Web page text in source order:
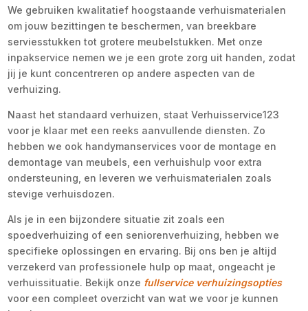
We gebruiken kwalitatief hoogstaande verhuismaterialen
om jouw bezittingen te beschermen, van breekbare
serviesstukken tot grotere meubelstukken. Met onze
inpakservice nemen we je een grote zorg uit handen, zodat
jij je kunt concentreren op andere aspecten van de
verhuizing.
Naast het standaard verhuizen, staat Verhuisservice123
voor je klaar met een reeks aanvullende diensten. Zo
hebben we ook handymanservices voor de montage en
demontage van meubels, een verhuishulp voor extra
ondersteuning, en leveren we verhuismaterialen zoals
stevige verhuisdozen.
Als je in een bijzondere situatie zit zoals een
spoedverhuizing of een seniorenverhuizing, hebben we
specifieke oplossingen en ervaring. Bij ons ben je altijd
verzekerd van professionele hulp op maat, ongeacht je
verhuissituatie. Bekijk onze fullservice verhuizingsopties
voor een compleet overzicht van wat we voor je kunnen